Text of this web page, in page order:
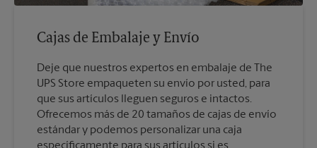
Cajas de Embalaje y Envío
Deje que nuestros expertos en embalaje de The
UPS Store empaqueten su envío por usted, para
que sus artículos lleguen seguros e intactos.
Ofrecemos más de 20 tamaños de cajas de envío
estándar y podemos personalizar una caja